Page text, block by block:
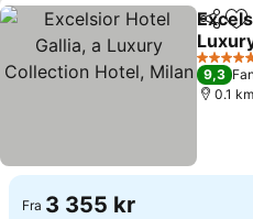
Del
Milan
Se
5
9,3
0.1
Fra 3 355 kr